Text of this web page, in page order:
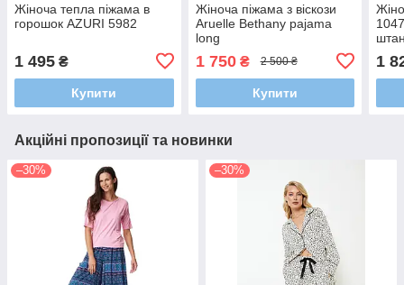
Жіноча тепла піжама в
горошок AZURI 5982
1 495 ₴
Купити
Жіноча піжама з віскози
Aruelle Bethany pajama
long
1 750₴ 2 500 ₴
Купити
1
Акційні пропозиції та новинки
–30% –30%